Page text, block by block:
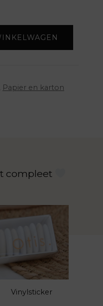
Papier en karton
compleet
Vinylsticker